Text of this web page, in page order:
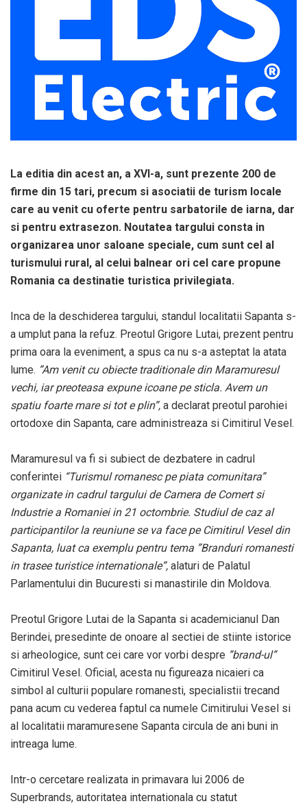
La editia din acest an, a XVI-a, sunt prezente 200 de
firme din 15 tari, precum si asociatii de turism locale
care au venit cu oferte pentru sarbatorile de iarna, dar
si pentru extrasezon. Noutatea targului consta in
organizarea unor saloane speciale, cum sunt cel al
turismului rural, al celui balnear ori cel care propune
Romania ca destinatie turistica privilegiata.
Inca de la deschiderea targului, standul localitatii Sapanta s-
a umplut pana la refuz. Preotul Grigore Lutai, prezent pentru
prima oara la eveniment, a spus ca nu s-a asteptat la atata
lume. ”Am venit cu obiecte traditionale din Maramuresul
vechi, iar preoteasa expune icoane pe sticla. Avem un
spatiu foarte mare si tot e plin”, a declarat preotul parohiei
ortodoxe din Sapanta, care administreaza si Cimitirul Vesel.
Maramuresul va fi si subiect de dezbatere in cadrul
conferintei “Turismul romanesc pe piata comunitara”
organizate in cadrul targului de Camera de Comert si
Industrie a Romaniei in 21 octombrie. Studiul de caz al
participantilor la reuniune se va face pe Cimitirul Vesel din
Sapanta, luat ca exemplu pentru tema ”Branduri romanesti
in trasee turistice internationale”, alaturi de Palatul
Parlamentului din Bucuresti si manastirile din Moldova.
Preotul Grigore Lutai de la Sapanta si academicianul Dan
Berindei, presedinte de onoare al sectiei de stiinte istorice
si arheologice, sunt cei care vor vorbi despre ”brand-ul”
Cimitirul Vesel. Oficial, acesta nu figureaza nicaieri ca
simbol al culturii populare romanesti, specialistii trecand
pana acum cu vederea faptul ca numele Cimitirului Vesel si
al localitatii maramuresene Sapanta circula de ani buni in
intreaga lume.
Intr-o cercetare realizata in primavara lui 2006 de
Superbrands, autoritatea internationala cu statut